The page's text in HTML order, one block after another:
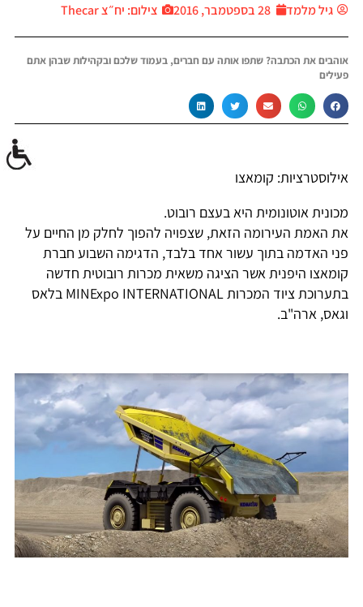
גיל מלמד 28 בספטמבר, 2016 צילום: יח״צ Thecar
אוהבים את הכתבה? שתפו אותה עם חברים, בעמוד שלכם ובקהילות שבהן אתם
פעילים
אילוסטרציות: קומאצו
מכונית אוטונומית היא בעצם רובוט.
את האמת העירומה הזאת, שצפויה להפוך לחלק מן החיים על
פני האדמה בתוך עשור אחד בלבד, הדגימה השבוע חברת
קומאצו היפנית אשר הציגה משאית מכרות רובוטית חדשה
בתערוכת ציוד המכרות MINExpo INTERNATIONAL בלאס
וגאס, ארה"ב.